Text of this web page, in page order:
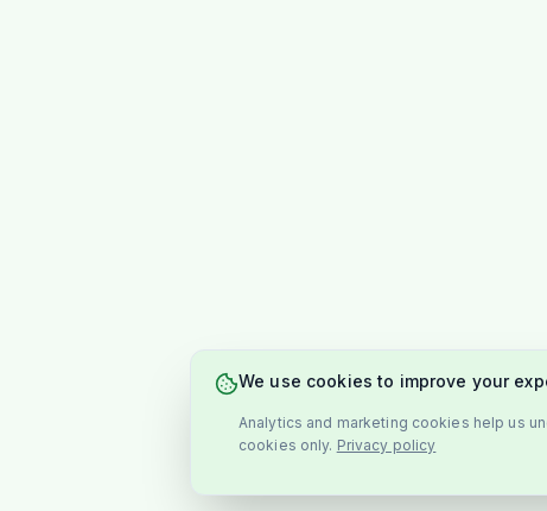
We use cookies to improve your
Analytics and marketing cookies help us
cookies only. Privacy policy